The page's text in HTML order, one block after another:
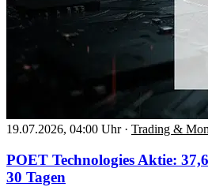
19.07.2026, 04:00 Uhr · Trading &
POET Technologies Aktie:
30 Tagen